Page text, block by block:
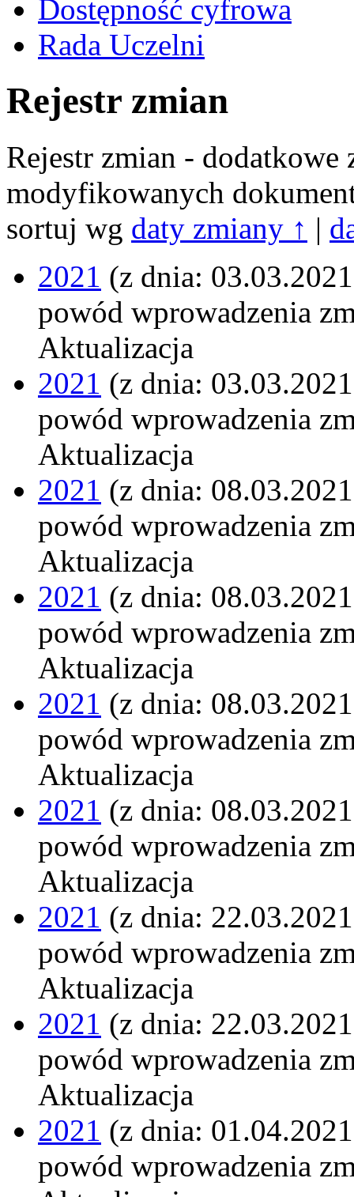
Dostępność cyfrowa
Rada Uczelni
Rejestr zmian
Rejestr zmian - dodatkowe
modyfikowanych
sortuj wg daty zmiany ↑ |
2021 (z dnia:
powód wprowadzenia
Aktualizacja
2021 (z dnia:
powód wprowadzenia
Aktualizacja
2021 (z dnia:
powód wprowadzenia
Aktualizacja
2021 (z dnia:
powód wprowadzenia
Aktualizacja
2021 (z dnia:
powód wprowadzenia
Aktualizacja
2021 (z dnia:
powód wprowadzenia
Aktualizacja
2021 (z dnia:
powód wprowadzenia
Aktualizacja
2021 (z dnia:
powód wprowadzenia
Aktualizacja
2021 (z dnia:
powód wprowadzenia